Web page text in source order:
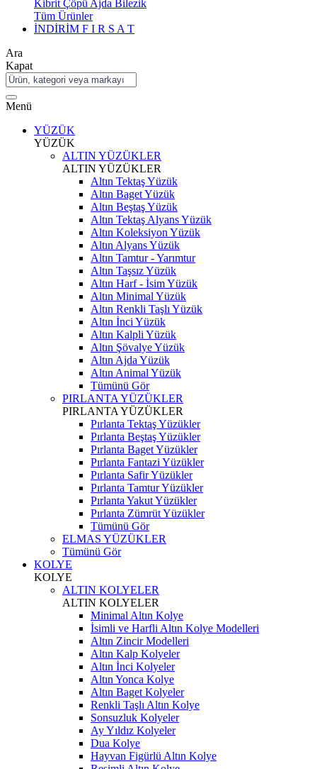
Kibrit Çöpü Ajda Bilezik
Tüm Ürünler
İNDİRİM F I R S A T
Ara
Kapat
Menü
YÜZÜK
YÜZÜK
ALTIN YÜZÜKLER
ALTIN YÜZÜKLER
Altın Tektaş Yüzük
Altın Baget Yüzük
Altın Beştaş Yüzük
Altın Tektaş Alyans Yüzük
Altın Koleksiyon Yüzük
Altın Alyans Yüzük
Altın Tamtur - Yarımtur
Altın Taşsız Yüzük
Altın Harf - İsim Yüzük
Altın Minimal Yüzük
Altın Renkli Taşlı Yüzük
Altın İnci Yüzük
Altın Kalpli Yüzük
Altın Şövalye Yüzük
Altın Ajda Yüzük
Altın Animal Yüzük
Tümünü Gör
PIRLANTA YÜZÜKLER
PIRLANTA YÜZÜKLER
Pırlanta Tektaş Yüzükler
Pırlanta Beştaş Yüzükler
Pırlanta Baget Yüzükler
Pırlanta Fantazi Yüzükler
Pırlanta Safir Yüzükler
Pırlanta Tamtur Yüzükler
Pırlanta Yakut Yüzükler
Pırlanta Zümrüt Yüzükler
Tümünü Gör
ELMAS YÜZÜKLER
Tümünü Gör
KOLYE
KOLYE
ALTIN KOLYELER
ALTIN KOLYELER
Minimal Altın Kolye
İsimli ve Harfli Altın Kolye Modelleri
Altın Zincir Modelleri
Altın Kalp Kolyeler
Altın İnci Kolyeler
Altın Yonca Kolye
Altın Baget Kolyeler
Renkli Taşlı Altın Kolye
Sonsuzluk Kolyeler
Ay Yıldız Kolyeler
Dua Kolye
Hayvan Figürlü Altın Kolye